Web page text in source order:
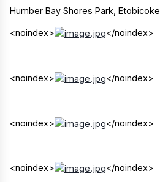
Humber Bay Shores Park, Etobicoke
<noindex> </noindex>
<noindex> </noindex>
<noindex> </noindex>
<noindex> </noindex>